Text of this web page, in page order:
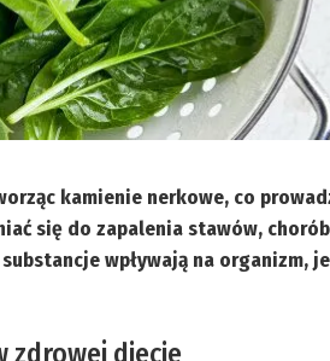
kamienie nerkowe, co
się do zapalenia stawów,
wpływają na organizm,